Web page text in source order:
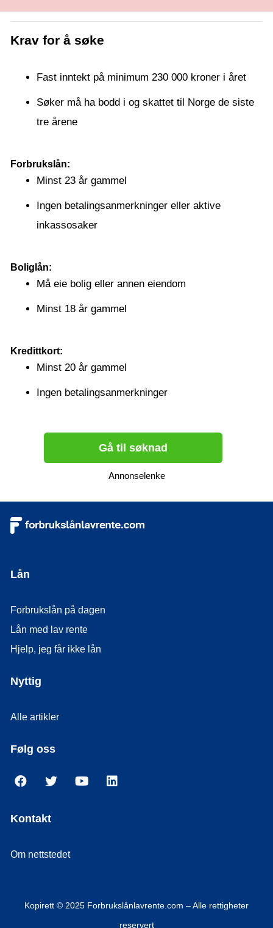
Krav for å søke
Fast inntekt på minimum 230 000 kroner i året
Søker må ha bodd i og skattet til Norge de siste
tre årene
Forbrukslån:
Minst 23 år gammel
Ingen betalingsanmerkninger eller aktive
inkassosaker
Boliglån:
Må eie bolig eller annen eiendom
Minst 18 år gammel
Kredittkort:
Minst 20 år gammel
Ingen betalingsanmerkninger
Gå til søknad
Annonselenke
Lån
Forbrukslån på dagen
Lån med lav rente
Hjelp, jeg får ikke lån
Nyttig
Alle artikler
Følg oss
Kontakt
Om nettstedet
Kopirett © 2025 Forbrukslånlavrente.com – Alle rettigheter
reservert